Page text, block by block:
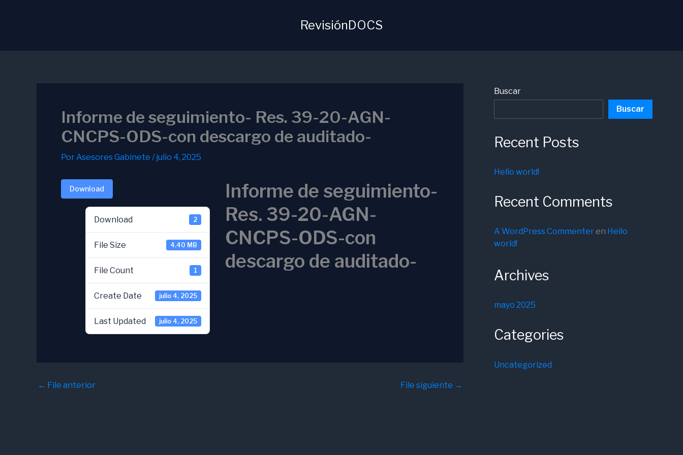
RevisiónDOCS
Informe de seguimiento- Res. 39-20-AGN-
CNCPS-ODS-con descargo de auditado-
PorAsesores Gabinete /julio 4, 2025
Download
Download 2
File Size 4.40 MB
File Count 1
Create Date julio 4, 2025
Last Updated julio 4, 2025
Informe de seguimiento-
Res. 39-20-AGN-
CNCPS-ODS-con
descargo de auditado-
← File anterior File siguiente →
Buscar
Buscar
Recent Posts
Hello world!
Recent Comments
A WordPress Commenteren Hello
world!
Archives
mayo 2025
Categories
Uncategorized